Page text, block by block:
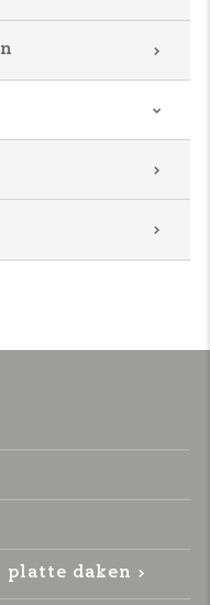
platte daken